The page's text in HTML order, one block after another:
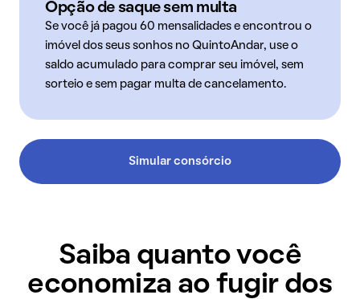
Opção de saque sem multa
Se você já pagou 60 mensalidades e encontrou o
imóvel dos seus sonhos no QuintoAndar, use o
saldo acumulado para comprar seu imóvel, sem
sorteio e sem pagar multa de cancelamento.
Simular consórcio
Saiba quanto você
economiza ao fugir dos